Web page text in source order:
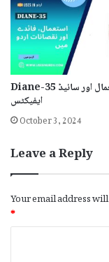
Diane-35 استعمال اور سائیڈ
ایفیکٹس
October 3, 2024
Leave a Reply
Your email address
*